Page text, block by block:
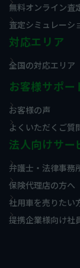
無料オンライン査
査定シミュレーシ
対応エリア
全国の対応エリア
お客様サポー
お客様の声
よくいただくご質
法人向けサー
弁護士・法律事務
保険代理店の方へ
社用車を売りたい
提携企業様向け社